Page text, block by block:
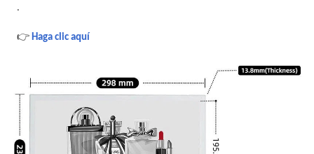
.
👉Haga clic aquí